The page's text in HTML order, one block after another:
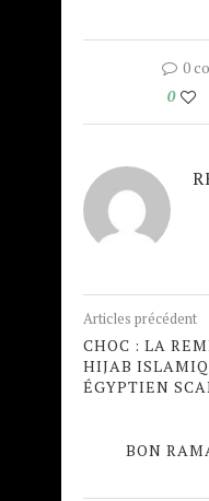
0
0
Articles précédent
CHOC : LA
HIJAB
ÉGYPTIEN
BON